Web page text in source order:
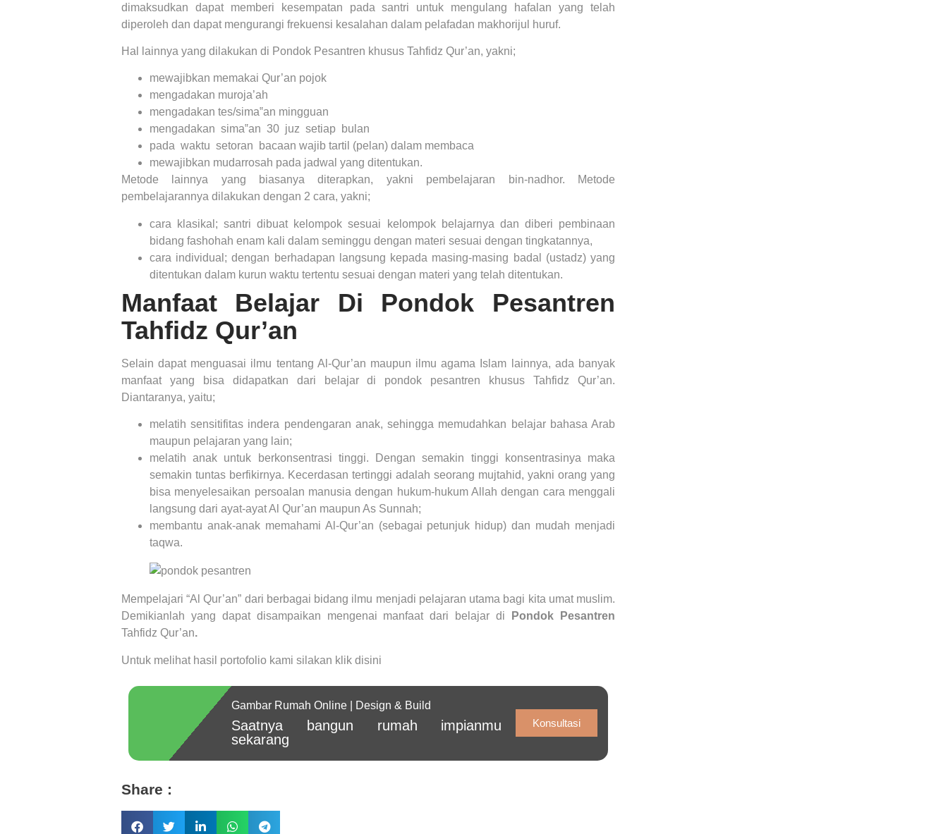
dimaksudkan dapat memberi kesempatan pada santri untuk mengulang hafalan yang telah
diperoleh dan dapat mengurangi frekuensi kesalahan dalam pelafadan makhorijul huruf.
Hal lainnya yang dilakukan di Pondok Pesantren khusus Tahfidz Qur’an, yakni;
mewajibkan memakai Qur’an pojok
mengadakan muroja’ah
mengadakan tes/sima‟an mingguan
mengadakan sima‟an 30 juz setiap bulan
pada waktu setoran bacaan wajib tartil (pelan) dalam membaca
mewajibkan mudarrosah pada jadwal yang ditentukan.
Metode lainnya yang biasanya diterapkan, yakni pembelajaran bin-nadhor. Metode
pembelajarannya dilakukan dengan 2 cara, yakni;
cara klasikal; santri dibuat kelompok sesuai kelompok belajarnya dan diberi pembinaan
bidang fashohah enam kali dalam seminggu dengan materi sesuai dengan tingkatannya,
cara individual; dengan berhadapan langsung kepada masing-masing badal (ustadz) yang
ditentukan dalam kurun waktu tertentu sesuai dengan materi yang telah ditentukan.
Manfaat Belajar Di Pondok Pesantren
Tahfidz Qur’an
Selain dapat menguasai ilmu tentang Al-Qur’an maupun ilmu agama Islam lainnya, ada banyak
manfaat yang bisa didapatkan dari belajar di pondok pesantren khusus Tahfidz Qur’an.
Diantaranya, yaitu;
melatih sensitifitas indera pendengaran anak, sehingga memudahkan belajar bahasa Arab
maupun pelajaran yang lain;
melatih anak untuk berkonsentrasi tinggi. Dengan semakin tinggi konsentrasinya maka
semakin tuntas berfikirnya. Kecerdasan tertinggi adalah seorang mujtahid, yakni orang yang
bisa menyelesaikan persoalan manusia dengan hukum-hukum Allah dengan cara menggali
langsung dari ayat-ayat Al Qur’an maupun As Sunnah;
membantu anak-anak memahami Al-Qur’an (sebagai petunjuk hidup) dan mudah menjadi
taqwa.
Mempelajari “Al Qur’an” dari berbagai bidang ilmu menjadi pelajaran utama bagi kita umat muslim.
Demikianlah yang dapat disampaikan mengenai manfaat dari belajar di Pondok Pesantren
Tahfidz Qur’an.
Untuk melihat hasil portofolio kami silakan klik disini
Gambar Rumah Online | Design & Build
Saatnya bangun rumah impianmu
sekarang
Konsultasi
Share :